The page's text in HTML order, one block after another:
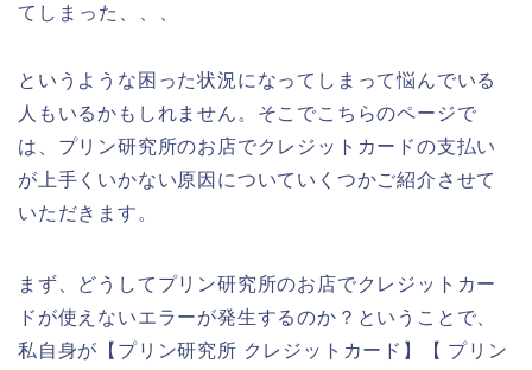
てしまった、、、
というような困った状況になってしまって悩んでいる
人もいるかもしれません。そこでこちらのページで
は、プリン研究所のお店でクレジットカードの支払い
が上手くいかない原因についていくつかご紹介させて
いただきます。
まず、どうしてプリン研究所のお店でクレジットカー
ドが使えないエラーが発生するのか？ということで、
私自身が【プリン研究所 クレジットカード】【 プリン